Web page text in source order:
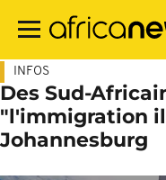
contenu
INFOS
Des Sud-
"l'immigration
Johannesburg